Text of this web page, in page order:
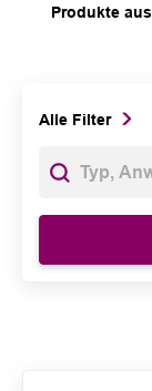
Produkte
Alle Filter